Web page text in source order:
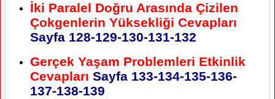
İki Paralel Doğru Arasında Çizilen
Çokgenlerin Yüksekliği Cevapları
Sayfa 128-129-130-131-132
Gerçek Yaşam Problemleri Etkinlik
Cevapları Sayfa 133-134-135-136-
137-138-139